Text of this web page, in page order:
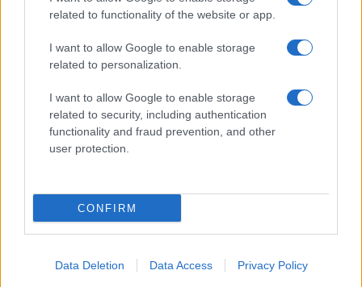
related to functionality of the website or app.
I want to allow Google to enable storage
related to personalization.
I want to allow Google to enable storage
related to security, including authentication
functionality and fraud prevention, and other
user protection.
CONFIRM
Data Deletion Data Access Privacy Policy
– Σε ποιά περιοχή
ΑΛΛΑΖΟΥΝ οι λογιαριασμοί στο
νερό
02/10/2024 - 11:09
ΑΛΑΛΟΥΜ με το νερό – Έρχονται
16/09/2024 - 10:50